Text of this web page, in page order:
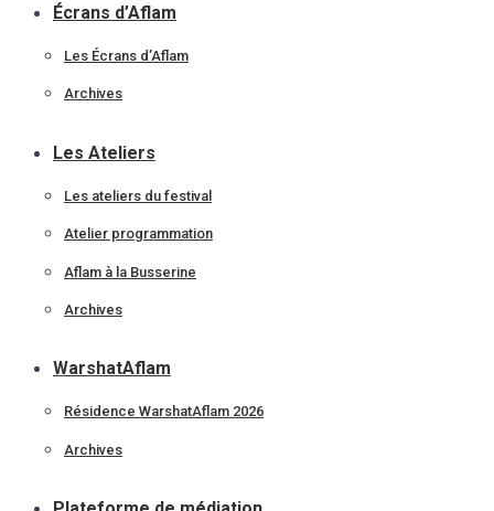
Écrans d’Aflam
Les Écrans d’Aflam
Archives
Les Ateliers
Les ateliers du festival
Atelier programmation
Aflam à la Busserine
Archives
WarshatAflam
Résidence WarshatAflam 2026
Archives